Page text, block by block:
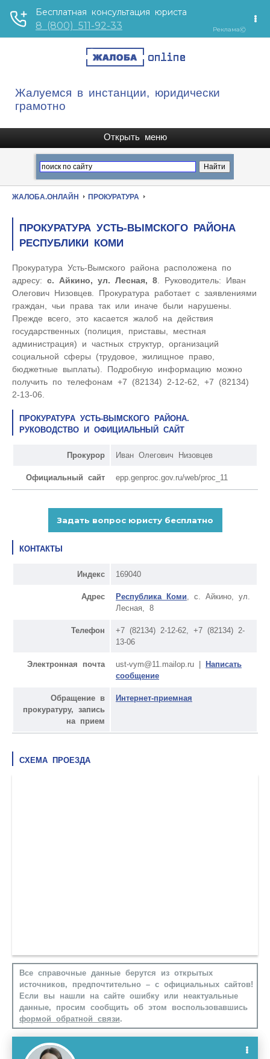
Жалуемся в инстанции, юридически
грамотно
ЖАЛОБА.ОНЛАЙН ПРОКУРАТУРА
ПРОКУРАТУРА УСТЬ-ВЫМСКОГО РАЙОНА
РЕСПУБЛИКИ КОМИ
Прокуратура Усть-Вымского района расположена по
адресу: с. Айкино, ул. Лесная, 8 . Руководитель: Иван
Олегович Низовцев. Прокуратура работает с заявлениями
граждан, чьи права так или иначе были нарушены.
Прежде всего, это касается жалоб на действия
государственных (полиция, приставы, местная
администрация) и частных структур, организаций
социальной сферы (трудовое, жилищное право,
бюджетные выплаты). Подробную информацию можно
получить по телефонам +7 (82134) 2-12-62, +7 (82134)
2-13-06.
ПРОКУРАТУРА УСТЬ-ВЫМСКОГО РАЙОНА.
РУКОВОДСТВО И ОФИЦИАЛЬНЫЙ САЙТ
Прокурор Иван Олегович Низовцев
Официальный сайт epp.genproc.gov.ru/web/proc_11
КОНТАКТЫ
Индекс 169040
Адрес Республика Коми , с. Айкино, ул.
Лесная, 8
Телефон
+7 (82134) 2-12-62, +7 (82134) 2-
13-06
Электронная почта ust-vym@11.mailop.ru |
Написать
сообщение
Обращение в
прокуратуру, запись
на прием
Интернет-приемная
СХЕМА ПРОЕЗДА
Все справочные данные берутся из открытых
источников, предпочтительно – с официальных сайтов!
Если вы нашли на сайте ошибку или неактуальные
данные, просим сообщить об этом воспользовавшись
формой обратной связи.